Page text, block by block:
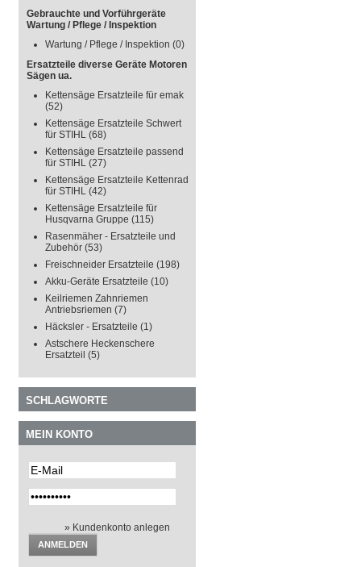
Gebrauchte und Vorführgeräte
Wartung / Pflege / Inspektion
Wartung / Pflege / Inspektion (0)
Ersatzteile diverse Geräte Motoren
Sägen ua.
Kettensäge Ersatzteile für emak
(52)
Kettensäge Ersatzteile Schwert
für STIHL (68)
Kettensäge Ersatzteile passend
für STIHL (27)
Kettensäge Ersatzteile Kettenrad
für STIHL (42)
Kettensäge Ersatzteile für
Husqvarna Gruppe (115)
Rasenmäher - Ersatzteile und
Zubehör (53)
Freischneider Ersatzteile (198)
Akku-Geräte Ersatzteile (10)
Keilriemen Zahnriemen
Antriebsriemen (7)
Häcksler - Ersatzteile (1)
Astschere Heckenschere
Ersatzteil (5)
SCHLAGWORTE
MEIN KONTO
» Kundenkonto anlegen
ANMELDEN